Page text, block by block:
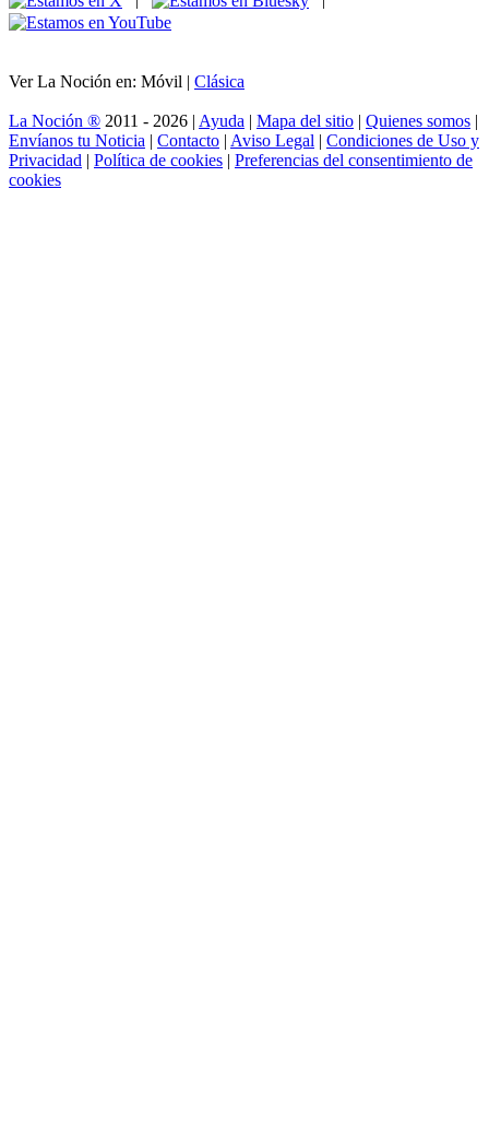
Ver La Noción en: Móvil | Clásica
La Noción ® 2011 - 2026 | Ayuda | Mapa del sitio | Quienes somos |
Envíanos tu Noticia | Contacto | Aviso Legal | Condiciones de Uso y
Privacidad | Política de cookies | Preferencias del consentimiento de
cookies